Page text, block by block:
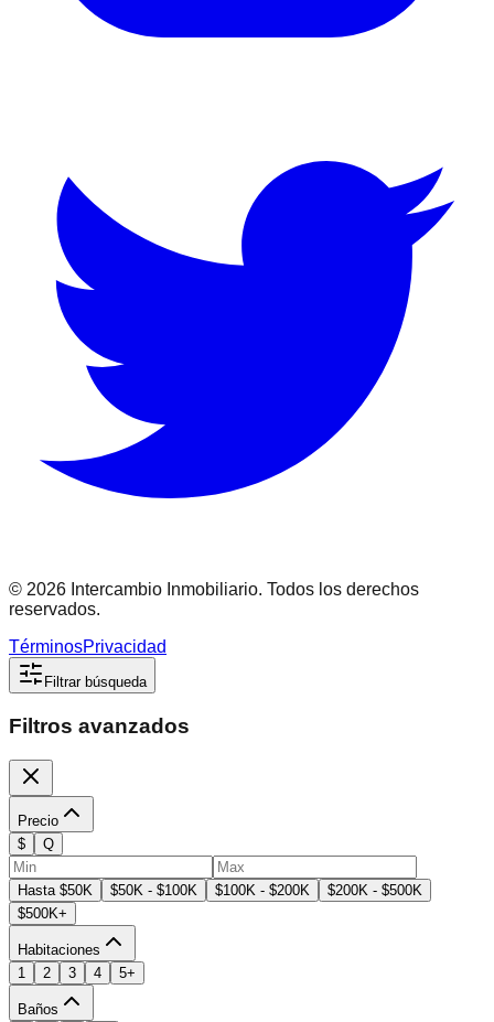
© 2026 Intercambio Inmobiliario. Todos los derechos
reservados.
TérminosPrivacidad
Filtrar búsqueda
Filtros avanzados
Precio
$
Q
Hasta $50K $50K - $100K $100K - $200K
$200K - $500K
$500K+
Habitaciones
1
2 3 4 5+
Baños